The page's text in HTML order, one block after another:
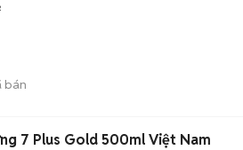
bán
7 Plus Gold 500ml Việt Nam